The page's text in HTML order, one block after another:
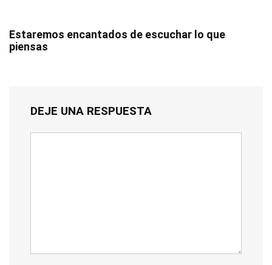
Estaremos encantados de escuchar lo que
piensas
DEJE UNA RESPUESTA